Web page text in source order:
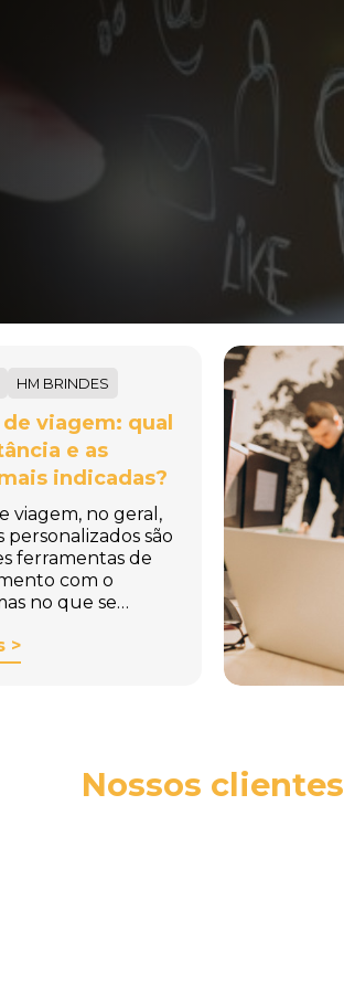
HM BRINDES
viagem: qual
e as
indicadas?
viagem, no geral,
personalizados são
ferramentas de
com o
no que se…
>
Nossos clientes